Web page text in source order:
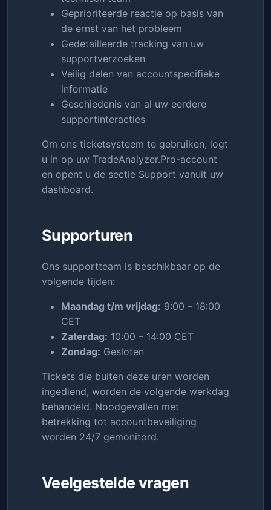
Geprioriteerde reactie op basis van
de ernst van het probleem
Gedetailleerde tracking van uw
supportverzoeken
Veilig delen van accountspecifieke
informatie
Geschiedenis van al uw eerdere
supportinteracties
Om ons ticketsysteem te gebruiken, logt
u in op uw TradeAnalyzer.Pro-account
en opent u de sectie Support vanuit uw
dashboard.
Supporturen
Ons supportteam is beschikbaar op de
volgende tijden:
Maandag t/m vrijdag: 9:00 – 18:00
CET
Zaterdag: 10:00 – 14:00 CET
Zondag: Gesloten
Tickets die buiten deze uren worden
ingediend, worden de volgende werkdag
behandeld. Noodgevallen met
betrekking tot accountbeveiliging
worden 24/7 gemonitord.
Veelgestelde vragen